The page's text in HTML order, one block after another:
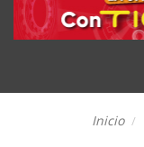
Inicio